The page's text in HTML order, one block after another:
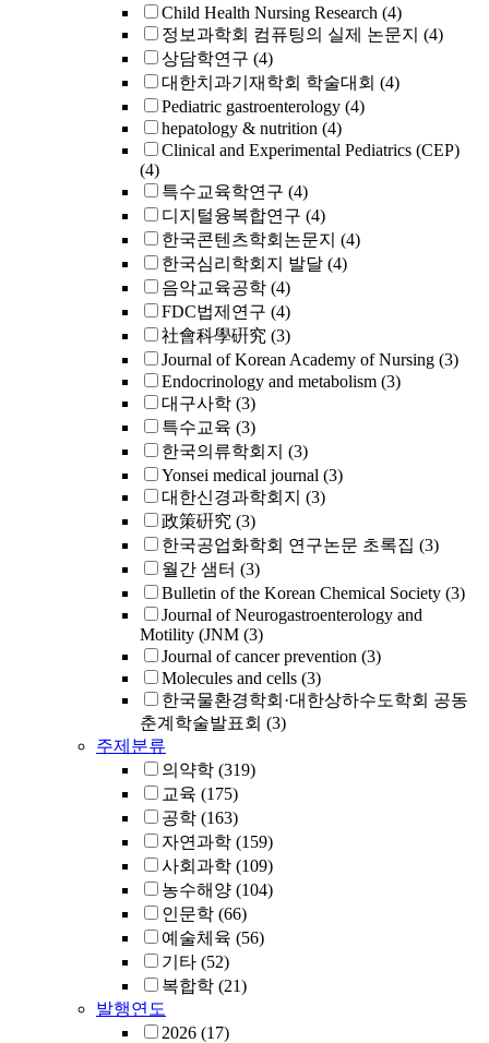
Child Health Nursing Research (4)
정보과학회 컴퓨팅의 실제 논문지 (4)
상담학연구 (4)
대한치과기재학회 학술대회 (4)
Pediatric gastroenterology (4)
hepatology & nutrition (4)
Clinical and Experimental Pediatrics (CEP)
(4)
특수교육학연구 (4)
디지털융복합연구 (4)
한국콘텐츠학회논문지 (4)
한국심리학회지 발달 (4)
음악교육공학 (4)
FDC법제연구 (4)
社會科學硏究 (3)
Journal of Korean Academy of Nursing (3)
Endocrinology and metabolism (3)
대구사학 (3)
특수교육 (3)
한국의류학회지 (3)
Yonsei medical journal (3)
대한신경과학회지 (3)
政策硏究 (3)
한국공업화학회 연구논문 초록집 (3)
월간 샘터 (3)
Bulletin of the Korean Chemical Society (3)
Journal of Neurogastroenterology and
Motility (JNM (3)
Journal of cancer prevention (3)
Molecules and cells (3)
한국물환경학회·대한상하수도학회 공동
춘계학술발표회 (3)
주제분류
의약학 (319)
교육 (175)
공학 (163)
자연과학 (159)
사회과학 (109)
농수해양 (104)
인문학 (66)
예술체육 (56)
기타 (52)
복합학 (21)
발행연도
2026 (17)